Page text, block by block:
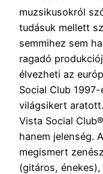
muzsikusokról
tudásuk mellett
semmihez sem
ragadó
élvezheti az
Social Club
világsikert
Vista Social
hanem jelenség.
megismert
(gitáros,